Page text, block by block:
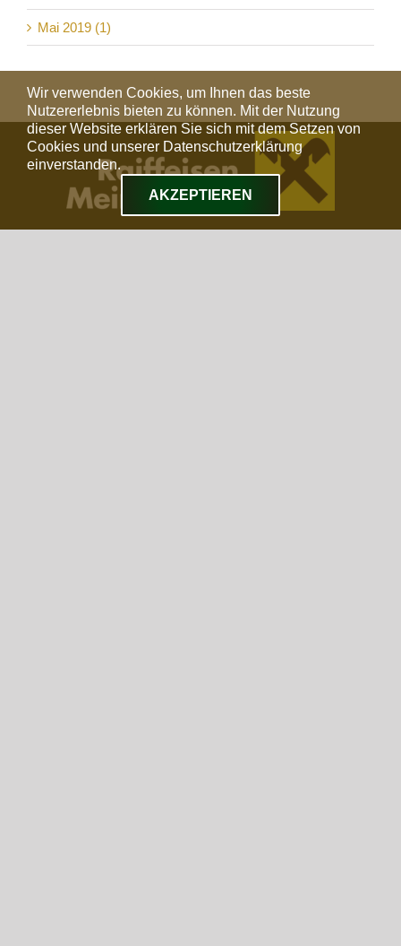
Mai 2019 (1)
Wir verwenden Cookies, um Ihnen das beste
Nutzererlebnis bieten zu können. Mit der Nutzung
dieser Website erklären Sie sich mit dem Setzen von
Cookies und unserer Datenschutzerklärung
einverstanden.
AKZEPTIEREN